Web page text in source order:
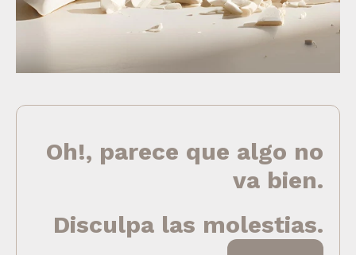
Oh!, parece que algo no
va bien.
Disculpa las molestias.